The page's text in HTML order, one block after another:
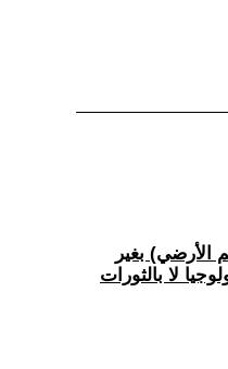
الأرضي) بغير
لا بالثورات